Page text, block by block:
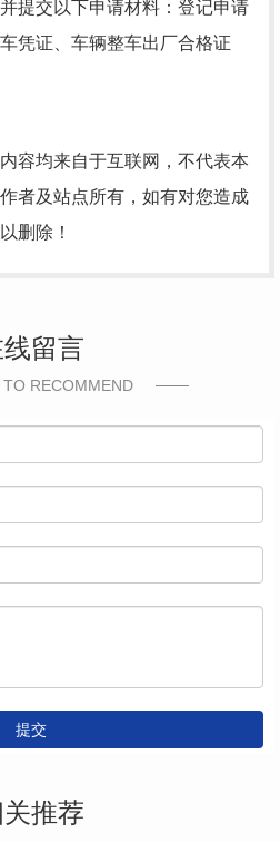
提交以下申请材料：登记申请
凭证、车辆整车出厂合格证
容均来自于互联网，不代表本
者及站点所有，如有对您造成
删除！
留言
TO RECOMMEND
提交
推荐